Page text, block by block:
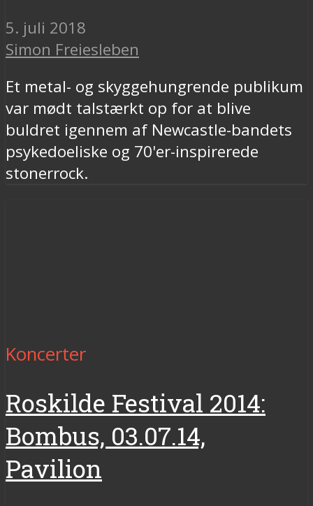
5. juli 2018
Simon Freiesleben
Et metal- og skyggehungrende publikum
var mødt talstærkt op for at blive
buldret igennem af Newcastle-bandets
psykedoeliske og 70'er-inspirerede
stonerrock.
Koncerter
Roskilde Festival 2014:
Bombus, 03.07.14,
Pavilion